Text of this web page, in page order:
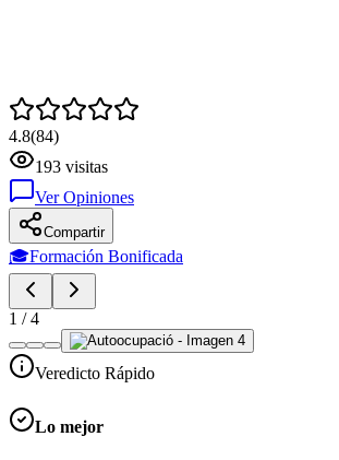
4.8(84)
193 visitas
Ver Opiniones
Compartir
🎓Formación Bonificada
1 /4
Veredicto Rápido
Lo mejor